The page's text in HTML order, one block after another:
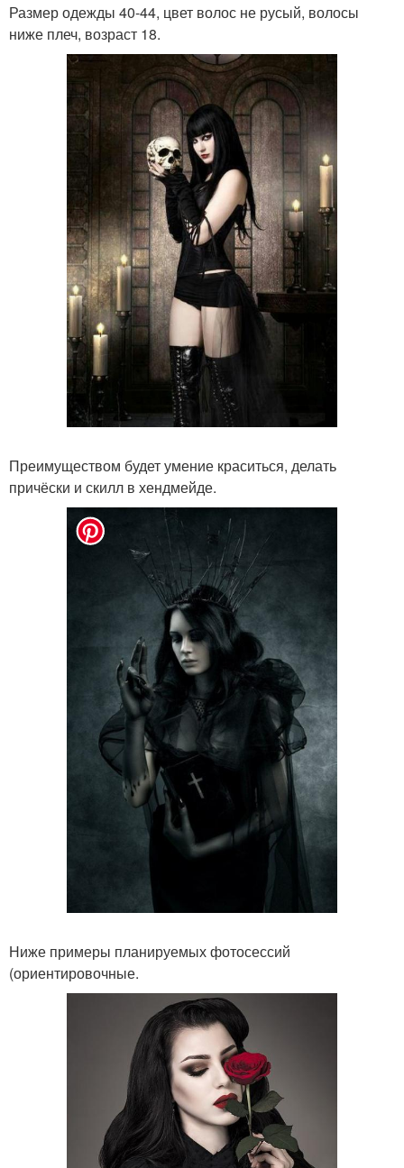
Размер одежды 40-44, цвет волос не русый, волосы
ниже плеч, возраст 18.
Преимуществом будет умение краситься, делать
причёски и скилл в хендмейде.
Ниже примеры планируемых фотосессий
(ориентировочные.